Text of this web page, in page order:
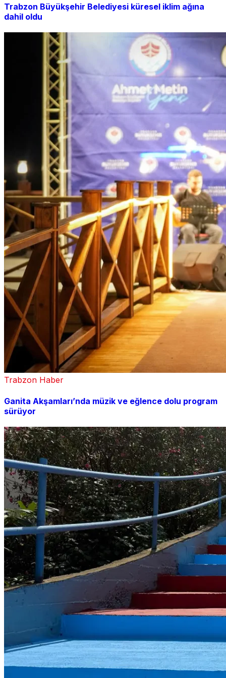
Trabzon Büyükşehir Belediyesi küresel iklim ağına
dahil oldu
Trabzon Haber
Ganita Akşamları’nda müzik ve eğlence dolu program
sürüyor